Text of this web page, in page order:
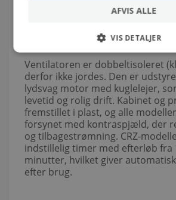
der ønskes høj luftydelse
lydniveau. Modellen er designet
Ventilatoren er dobbeltisoleret
derfor ikke jordes. Den er
lydsvag motor med kuglelejer,
levetid og rolig drift. Kabinet og
fremstillet i plast, og alle
forsynet med kontraspjæld, der
og tilbagestrømning. CRZ-
indstillelig timer med efterløb fra
minutter, hvilket giver
efter brug.
AFVIS ALLE
VIS DETALJER